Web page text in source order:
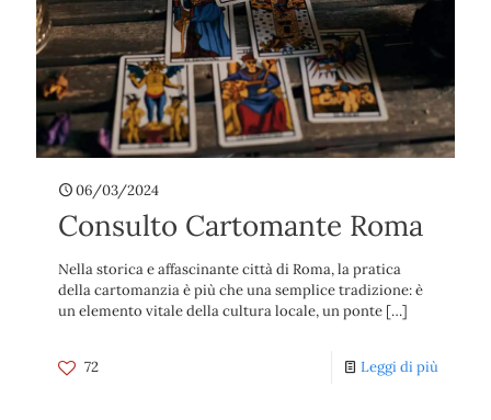
06/03/2024
Consulto Cartomante Roma
Nella storica e affascinante città di Roma, la pratica
della cartomanzia è più che una semplice tradizione: è
un elemento vitale della cultura locale, un ponte […]
72 Leggi di più